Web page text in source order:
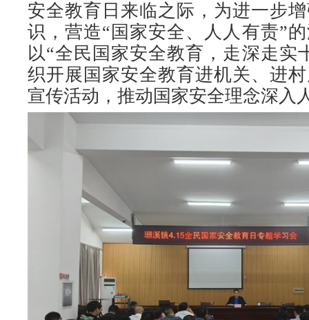
安全教育日来临之际，为进一步
识，营造“国家安全、人人有责”
以“全民国家安全教育，走深走实
织开展国家安全教育进机关、进
宣传活动，推动国家安全理念深入